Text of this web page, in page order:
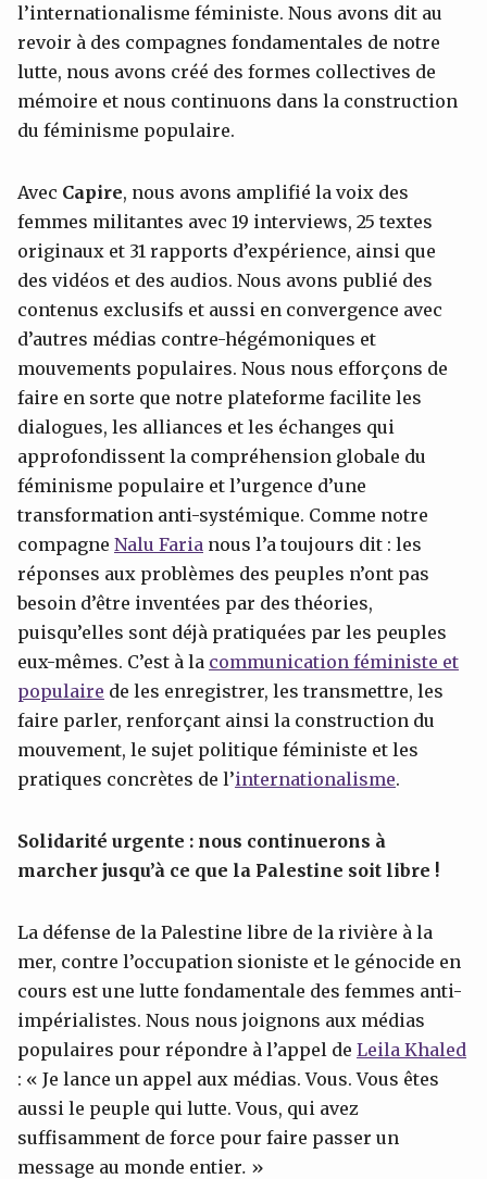
l’internationalisme féministe. Nous avons dit au
revoir à des compagnes fondamentales de notre
lutte, nous avons créé des formes collectives de
mémoire et nous continuons dans la construction
du féminisme populaire.
Avec Capire, nous avons amplifié la voix des
femmes militantes avec 19 interviews, 25 textes
originaux et 31 rapports d’expérience, ainsi que
des vidéos et des audios. Nous avons publié des
contenus exclusifs et aussi en convergence avec
d’autres médias contre-hégémoniques et
mouvements populaires. Nous nous efforçons de
faire en sorte que notre plateforme facilite les
dialogues, les alliances et les échanges qui
approfondissent la compréhension globale du
féminisme populaire et l’urgence d’une
transformation anti-systémique. Comme notre
compagne Nalu Faria nous l’a toujours dit : les
réponses aux problèmes des peuples n’ont pas
besoin d’être inventées par des théories,
puisqu’elles sont déjà pratiquées par les peuples
eux-mêmes. C’est à la communication féministe et
populaire de les enregistrer, les transmettre, les
faire parler, renforçant ainsi la construction du
mouvement, le sujet politique féministe et les
pratiques concrètes de l’internationalisme.
Solidarité urgente : nous continuerons à
marcher jusqu’à ce que la Palestine soit libre !
La défense de la Palestine libre de la rivière à la
mer, contre l’occupation sioniste et le génocide en
cours est une lutte fondamentale des femmes anti-
impérialistes. Nous nous joignons aux médias
populaires pour répondre à l’appel de Leila Khaled
: « Je lance un appel aux médias. Vous. Vous êtes
aussi le peuple qui lutte. Vous, qui avez
suffisamment de force pour faire passer un
message au monde entier. »